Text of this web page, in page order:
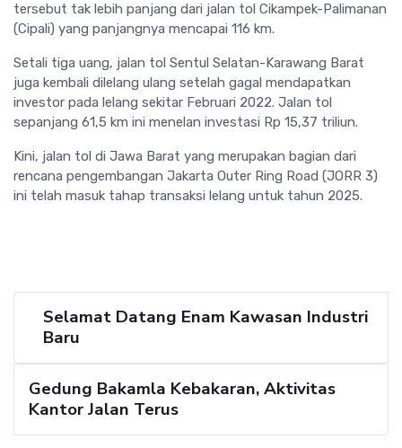
tersebut tak lebih panjang dari jalan tol Cikampek-Palimanan
(Cipali) yang panjangnya mencapai 116 km.
Setali tiga uang, jalan tol Sentul Selatan-Karawang Barat
juga kembali dilelang ulang setelah gagal mendapatkan
investor pada lelang sekitar Februari 2022. Jalan tol
sepanjang 61,5 km ini menelan investasi Rp 15,37 triliun.
Kini, jalan tol di Jawa Barat yang merupakan bagian dari
rencana pengembangan Jakarta Outer Ring Road (JORR 3)
ini telah masuk tahap transaksi lelang untuk tahun 2025.
Selamat Datang Enam Kawasan Industri
Baru
Gedung Bakamla Kebakaran, Aktivitas
Kantor Jalan Terus